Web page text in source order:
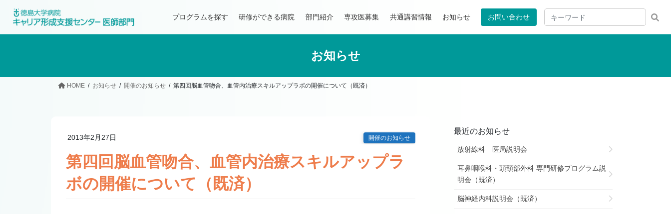
プログラムを探す 研修ができる病院 部門紹介 専攻医募集 共通講習情報 お知らせ お問い合わせ
お知らせ
HOME お知らせ 開催のお知らせ 第四回脳血管吻合、血管内治療スキルアップラボの開催について（既済）
2013年2月27日 開催のお知らせ
第四回脳血管吻合、血管内治療スキルアップラ
ボの開催について（既済）
最近のお知らせ
放射線科 医局説明会
耳鼻咽喉科・頭頸部外科 専門研修プログラム説
明会（既済）
脳神経内科説明会（既済）